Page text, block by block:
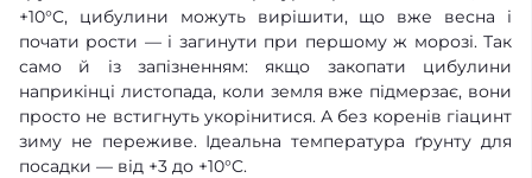
+10°C, цибулини можуть вирішити, що вже весна і
почати рости — і загинути при першому ж морозі. Так
само й із запізненням: якщо закопати цибулини
наприкінці листопада, коли земля вже підмерзає, вони
просто не встигнуть укорінитися. А без коренів гіацинт
зиму не переживе. Ідеальна температура ґрунту для
посадки — від +3 до +10°C.